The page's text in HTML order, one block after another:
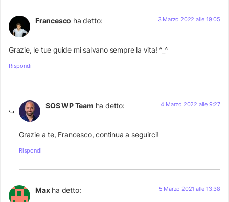
Francesco ha detto: 3 Marzo 2022 alle 19:05
Grazie, le tue guide mi salvano sempre la vita! ^_^
Rispondi
SOS WP Team ha detto: 4 Marzo 2022 alle 9:27
Grazie a te, Francesco, continua a seguirci!
Rispondi
Max ha detto: 5 Marzo 2021 alle 13:38